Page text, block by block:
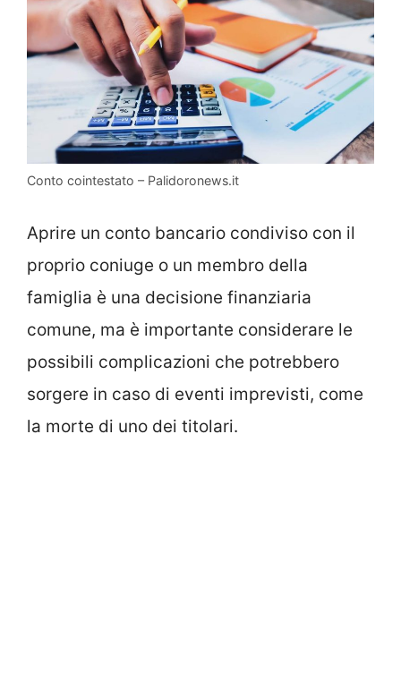
Conto cointestato – Palidoronews.it
Aprire un conto bancario condiviso con il
proprio coniuge o un membro della
famiglia è una decisione finanziaria
comune, ma è importante considerare le
possibili complicazioni che potrebbero
sorgere in caso di eventi imprevisti, come
la morte di uno dei titolari.